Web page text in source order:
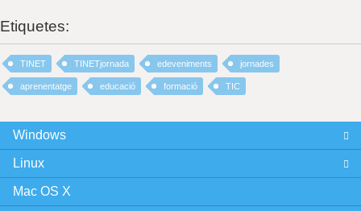
Etiquetes:
TINET TINETjornada edeveniments jornades
aprenentatge educació formació TIC
Windows
Linux
Mac OS X